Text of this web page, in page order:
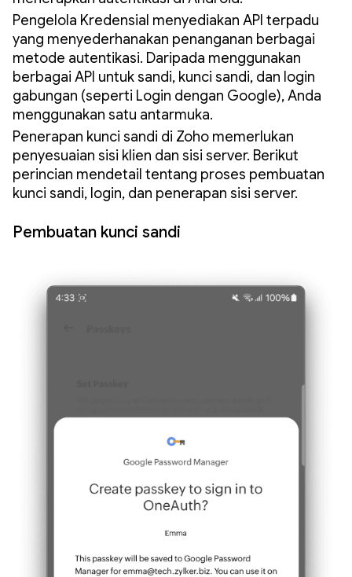
Pengelola Kredensial menyediakan API terpadu
yang menyederhanakan penanganan berbagai
metode autentikasi. Daripada menggunakan
berbagai API untuk sandi, kunci sandi, dan login
gabungan (seperti Login dengan Google), Anda
menggunakan satu antarmuka.
Penerapan kunci sandi di Zoho memerlukan
penyesuaian sisi klien dan sisi server. Berikut
perincian mendetail tentang proses pembuatan
kunci sandi, login, dan penerapan sisi server.
Pembuatan kunci sandi